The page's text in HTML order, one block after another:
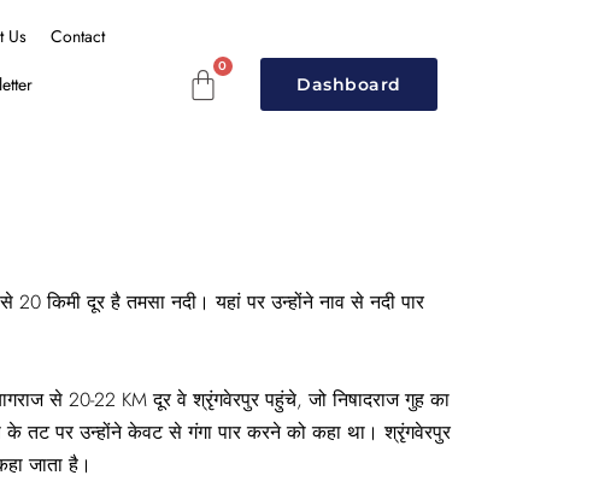
Us
Contact
Dashboard
20 किमी दूर है तमसा नदी। यहां पर उन्होंने नाव से नदी पार
से 20-22 KM दूर वे श्रृंगवेरपुर पहुंचे, जो निषादराज गुह का
के तट पर उन्होंने केवट से गंगा पार करने को कहा था। श्रृंगवेरपुर
जाता है।